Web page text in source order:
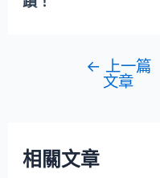
← 上一篇
文章
相關文章